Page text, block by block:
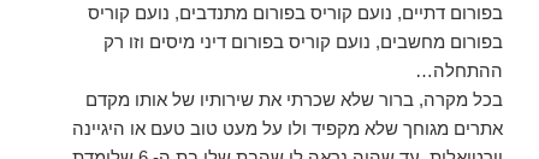
בפורום דתיים, נועם קוריס בפורום מתנדבים, נועם קוריס
בפורום מחשבים, נועם קוריס בפורום דיני מיסים וזו רק
ההתחלה…
בכל מקרה, ברור שלא שכרתי את שירותיו של אותו מקדם
אתרים מגוחך שלא מקפיד ולו על מעט טוב טעם או היגיינה